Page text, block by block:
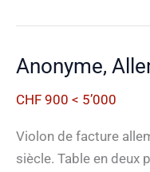
Anonyme,
CHF 900 < 5’000
Violon de facture
siècle. Table en deux